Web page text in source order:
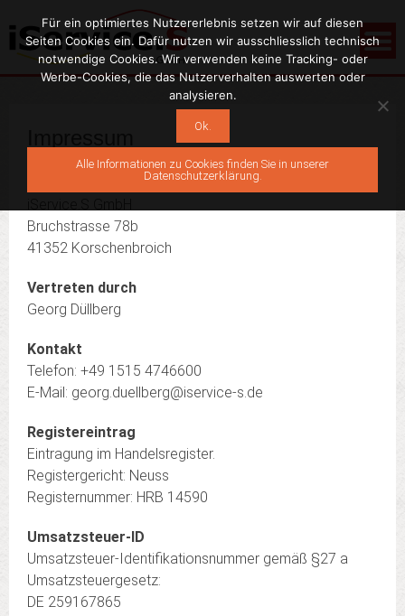
Angaben gemäß § 5 TMG
Bruchstrasse 78b
41352 Korschenbroich
Vertreten durch
Georg Düllberg
Kontakt
Telefon: +49 1515 4746600
E-Mail: georg.duellberg@iservice-s.de
Registereintrag
Eintragung im Handelsregister.
Registergericht: Neuss
Registernummer: HRB 14590
Umsatzsteuer-ID
Umsatzsteuer-Identifikationsnummer gemäß §27 a
Umsatzsteuergesetz:
DE 259167865
Für ein optimiertes Nutzererlebnis setzen wir auf diesen
Seiten Cookies ein. Dafür nutzen wir ausschliesslich technisch
notwendige Cookies. Wir verwenden keine Tracking- oder
Werbe-Cookies, die das Nutzerverhalten auswerten oder
analysieren.
Ok.
Alle Informationen zu Cookies finden Sie in unserer
Datenschutzerklärung.